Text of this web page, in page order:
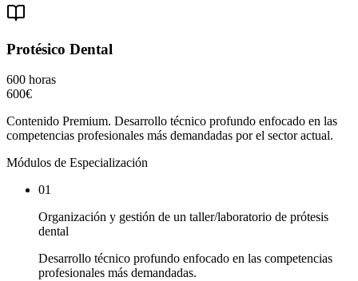
Protésico Dental
600 horas
600€
Contenido Premium. Desarrollo técnico profundo enfocado en las
competencias profesionales más demandadas por el sector actual.
Módulos de Especialización
01
Organización y gestión de un taller/laboratorio de prótesis
dental
Desarrollo técnico profundo enfocado en las competencias
profesionales más demandadas.